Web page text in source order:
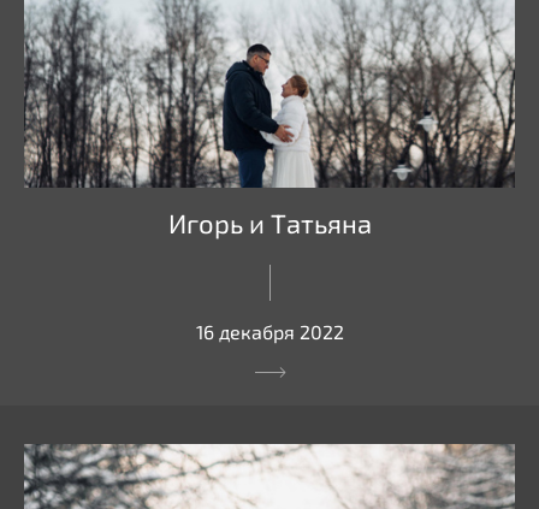
Игорь и Татьяна
16 декабря 2022